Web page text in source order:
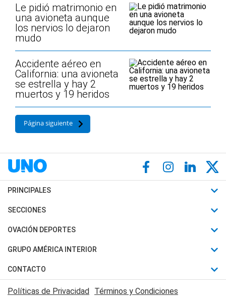
Le pidió matrimonio en
una avioneta aunque
los nervios lo dejaron
mudo
Accidente aéreo en
California: una avioneta
se estrella y hay 2
muertos y 19 heridos
Página siguiente
PRINCIPALES
Últimas Noticias
Política
Judiciales
Economia
SECCIONES
Horóscopo
Motores
Trucos caseros
Series y Películas
OVACIÓN DEPORTES
Fútbol
Mundial
Automovilismo
Rugby
GRUPO AMÉRICA INTERIOR
Canal 7 en Vivo
CONTACTO
Acerca de Nosotros
Políticas de Privacidad Términos y Condiciones